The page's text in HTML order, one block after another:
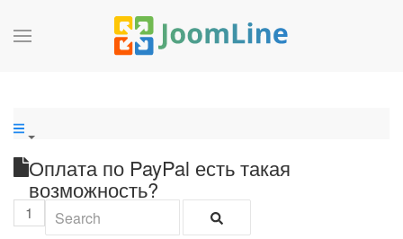
Оплата по PayPal есть такая
возможность?
1